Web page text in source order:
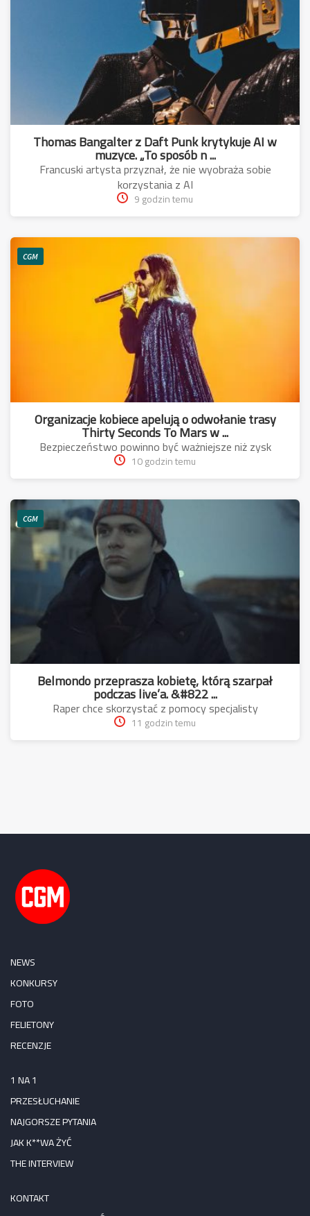
Thomas Bangalter z Daft Punk krytykuje AI w
muzyce. „To sposób n ...
Francuski artysta przyznał, że nie wyobraża sobie
korzystania z AI
9 godzin temu
CGM
Organizacje kobiece apelują o odwołanie trasy
Thirty Seconds To Mars w ...
Bezpieczeństwo powinno być ważniejsze niż zysk
10 godzin temu
CGM
Belmondo przeprasza kobietę, którą szarpał
podczas live’a. &#822 ...
Raper chce skorzystać z pomocy specjalisty
11 godzin temu
NEWS
KONKURSY
FOTO
FELIETONY
RECENZJE
1 NA 1
PRZESŁUCHANIE
NAJGORSZE PYTANIA
JAK K**WA ŻYĆ
THE INTERVIEW
KONTAKT